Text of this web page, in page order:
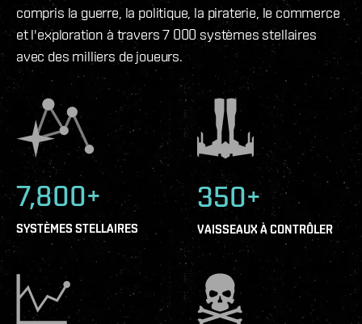
compris la guerre, la politique, la piraterie, le commerce
et l'exploration à travers 7 000 systèmes stellaires
avec des milliers de joueurs.
7,800+
SYSTÈMES STELLAIRES
350+
VAISSEAUX À CONTRÔLER